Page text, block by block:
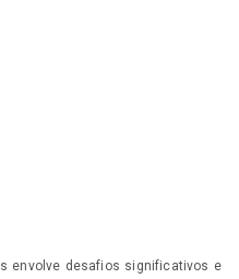
envolve desafios significativos e